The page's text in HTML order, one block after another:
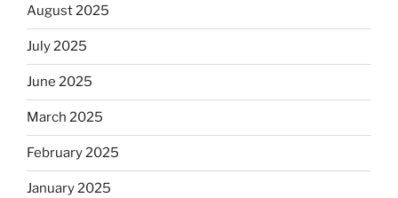
August 2025
July 2025
June 2025
March 2025
February 2025
January 2025